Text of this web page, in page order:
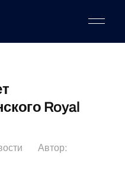
Royal
Автор: